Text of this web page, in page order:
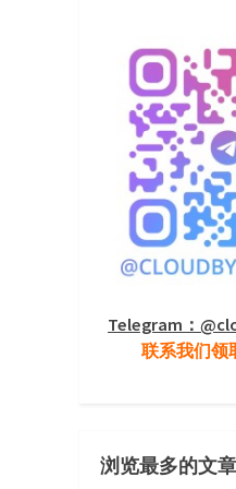
Telegram：
联系我们领
浏览最多的文章